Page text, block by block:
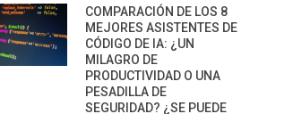
COMPARACIÓN DE LOS 8
MEJORES ASISTENTES DE
CÓDIGO DE IA: ¿UN
MILAGRO DE
PRODUCTIVIDAD O UNA
PESADILLA DE
SEGURIDAD? ¿SE PUEDE